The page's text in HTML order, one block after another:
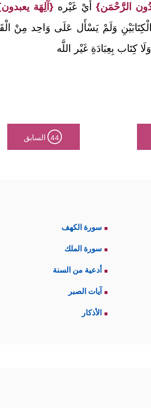
الرَّحْمَن}أَيْ غَيْره {آلِهَة
وَلَمْ يَسْأَل عَلَى وَاحِد مِنْ
بِعِبَادَةِ غَيْر اللَّه
44 السابق
سورة الكهف
سورة الملك
أدعية من السنة
آيات الصبر
الأذكار